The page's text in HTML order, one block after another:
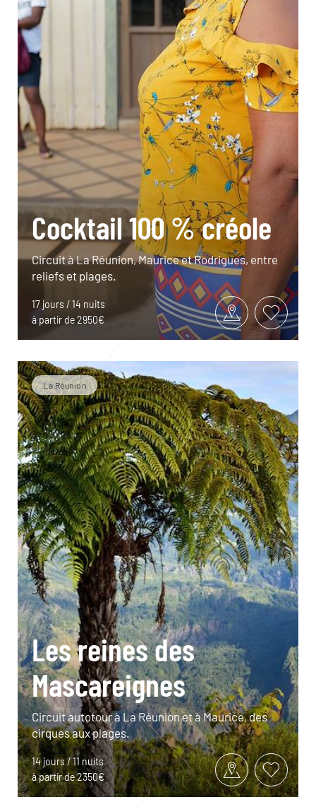
Cocktail 100 % créole
Circuit à La Réunion, Maurice et Rodrigues, entre
reliefs et plages.
17 jours / 14 nuits
à partir de 2950€
La Réunion
Les reines des
Mascareignes
Circuit autotour à La Réunion et à Maurice, des
cirques aux plages.
14 jours / 11 nuits
à partir de 2350€